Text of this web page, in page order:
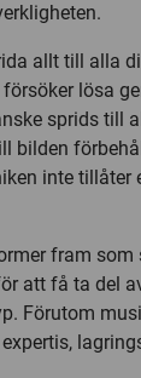
allt till alla
lösa
sprids till
bilden
inte
fram
att få ta del
Förutom